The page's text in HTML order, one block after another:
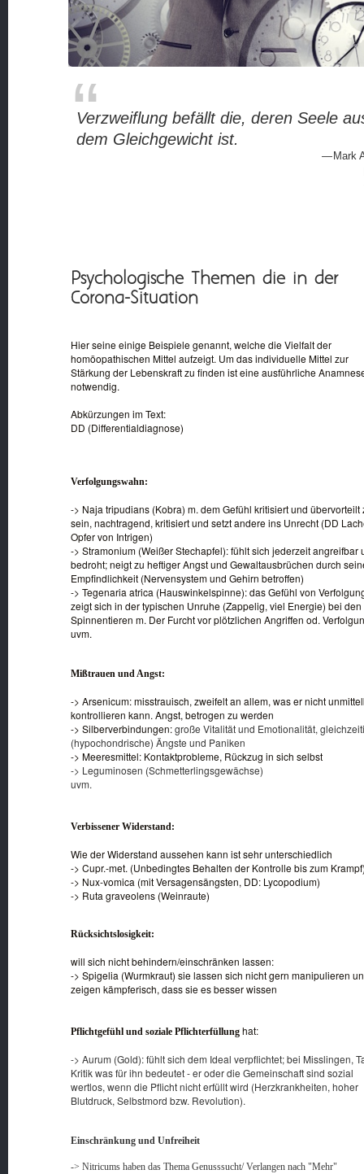
Verzweiflung befällt die, deren Seele
dem Gleichgewicht ist.
Mark
Psychologische Themen die in der
Corona-Situation
Hier seine einige Beispiele genannt, welche die Vielfalt der
homöopathischen Mittel aufzeigt. Um das individuelle Mittel zur
Stärkung der Lebenskraft zu finden ist eine ausführliche
notwendig.
Abkürzungen im Text:
DD (Differentialdiagnose)
Verfolgungswahn:
-> Naja tripudians (Kobra) m. dem Gefühl kritisiert und übervorteilt
sein, nachtragend, kritisiert und setzt andere ins Unrecht (DD
Opfer von Intrigen)
-> Stramonium (Weißer Stechapfel): fühlt sich jederzeit angreifbar
bedroht; neigt zu heftiger Angst und Gewaltausbrüchen durch
Empfindlichkeit (Nervensystem und Gehirn betroffen)
-> Tegenaria atrica (Hauswinkelspinne): das Gefühl von
zeigt sich in der typischen Unruhe (Zappelig, viel Energie) bei den
Spinnentieren m. Der Furcht vor plötzlichen Angriffen od.
uvm.
Mißtrauen und Angst:
-> Arsenicum: misstrauisch, zweifelt an allem, was er nicht
kontrollieren kann. Angst, betrogen zu werden
-> Silberverbindungen:große Vitalität und Emotionalität,
(hypochondrische) Ängste und Paniken
-> Meeresmittel: Kontaktprobleme, Rückzug in sich selbst
-> Leguminosen (Schmetterlingsgewächse)
uvm.
Verbissener Widerstand:
Wie der Widerstand aussehen kann ist sehr unterschiedlich
-> Cupr.-met. (Unbedingtes Behalten der Kontrolle bis zum
-> Nux-vomica (mit Versagensängsten, DD: Lycopodium)
-> Ruta graveolens (Weinraute)
Rücksichtslosigkeit:
will sich nicht behindern/einschränken lassen:
-> Spigelia (Wurmkraut) sie lassen sich nicht gern manipulieren
zeigen kämpferisch, dass sie es besser wissen
Pflichtgefühl und soziale Pflichterfüllung hat:
-> Aurum (Gold): fühlt sich dem Ideal verpflichtet; bei Misslingen,
Kritik was für ihn bedeutet - er oder die Gemeinschaft sind sozial
wertlos, wenn die Pflicht nicht erfüllt wird (Herzkrankheiten, hoher
Blutdruck, Selbstmord bzw. Revolution).
Einschränkung und Unfreiheit
-> Nitricums haben das Thema Genusssucht/ Verlangen nach "Mehr"